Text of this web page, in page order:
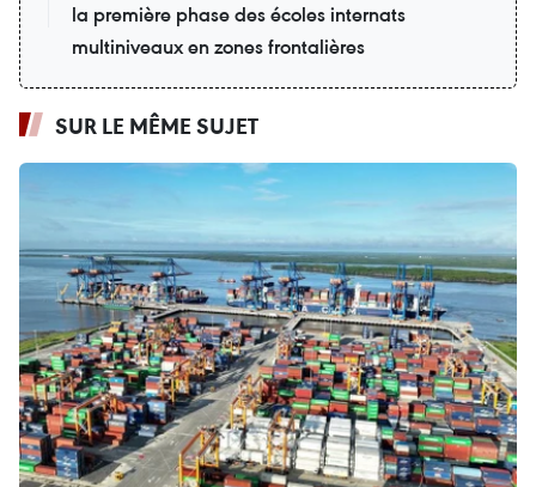
la première phase des écoles internats
multiniveaux en zones frontalières
SUR LE MÊME SUJET